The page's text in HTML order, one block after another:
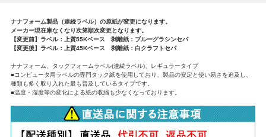
ナナフォーム製品（連続ラベル）の原紙が変更になります。
メーカー現在庫なくなり次第順次変更となります。
【変更前】ラベル：上質55Kベース 剥離紙：ブルーグラシンセパ
【変更後】ラベル：上質45Kベース 剥離紙：白クラフトセパ
ナナフォーム、タックフォームラベル(連続ラベル)、レギュラータイプ
■コンピュータ用ラベルの専門タック紙を使用しており、製品の安定と使い易さを追及し、
種類も多く取り入れた最も普及しているタイプです。
■温度・湿度等の変化による紙の収縮も少なくなっております。